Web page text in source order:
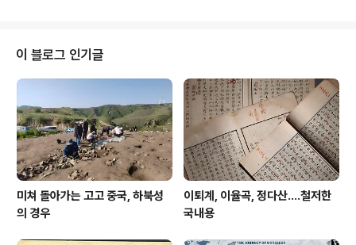
이 블로그 인기글
미쳐 돌아가는 고고 중국, 하북성
의 경우
이퇴계, 이율곡, 정다산....철저한
국내용